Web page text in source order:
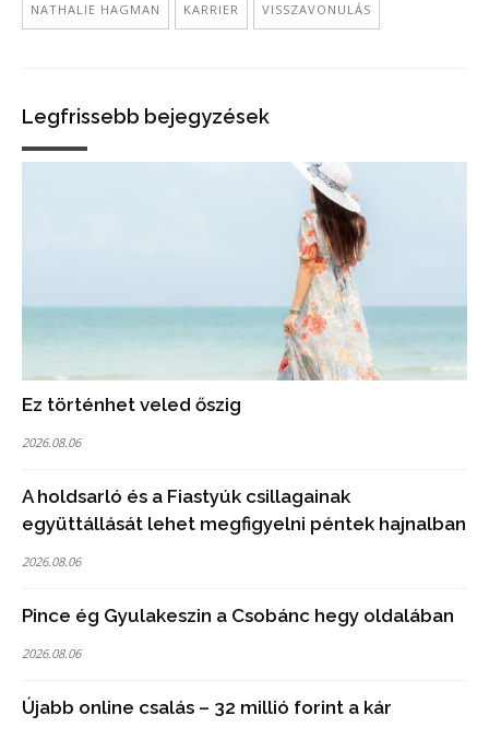
NATHALIE HAGMAN KARRIER VISSZAVONULÁS
Legfrissebb bejegyzések
Ez történhet veled őszig
2026.08.06
A holdsarló és a Fiastyúk csillagainak
együttállását lehet megfigyelni péntek hajnalban
2026.08.06
Pince ég Gyulakeszin a Csobánc hegy oldalában
2026.08.06
Újabb online csalás – 32 millió forint a kár